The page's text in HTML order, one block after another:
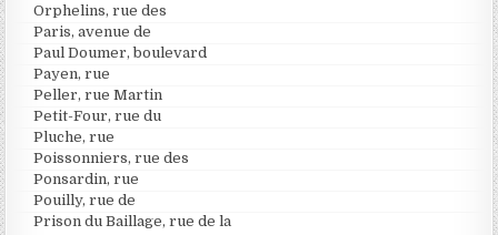
Orphelins, rue des
Paris, avenue de
Paul Doumer, boulevard
Payen, rue
Peller, rue Martin
Petit-Four, rue du
Pluche, rue
Poissonniers, rue des
Ponsardin, rue
Pouilly, rue de
Prison du Baillage, rue de la